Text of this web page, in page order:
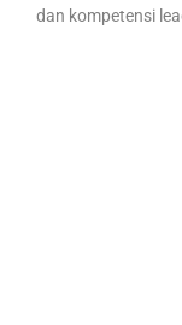
dan kompetensi